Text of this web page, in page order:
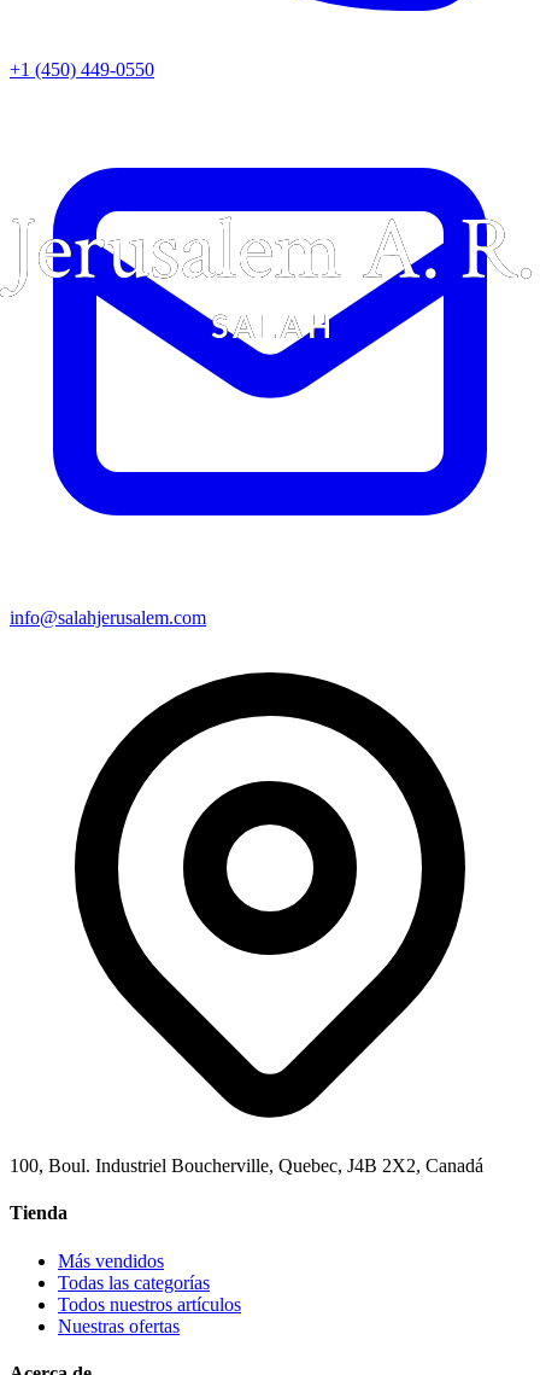
+1 (450) 449-0550
info@salahjerusalem.com
100, Boul. Industriel Boucherville, Quebec, J4B 2X2, Canadá
Tienda
Más vendidos
Todas las categorías
Todos nuestros artículos
Nuestras ofertas